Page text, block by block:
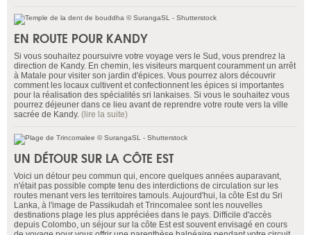
EN ROUTE POUR KANDY
Si vous souhaitez poursuivre votre voyage vers le Sud, vous prendrez la
direction de Kandy. En chemin, les visiteurs marquent couramment un arrêt
à Matale pour visiter son jardin d'épices. Vous pourrez alors découvrir
comment les locaux cultivent et confectionnent les épices si importantes
pour la réalisation des spécialités sri lankaises. Si vous le souhaitez vous
pourrez déjeuner dans ce lieu avant de reprendre votre route vers la ville
sacrée de Kandy. (lire la suite)
UN DÉTOUR SUR LA CÔTE EST
Voici un détour peu commun qui, encore quelques années auparavant,
n'était pas possible compte tenu des interdictions de circulation sur les
routes menant vers les territoires tamouls. Aujourd'hui, la côte Est du Sri
Lanka, à l'image de Passikudah et Trincomalee sont les nouvelles
destinations plage les plus appréciées dans le pays. Difficile d'accès
depuis Colombo, un séjour sur la côte Est est souvent envisagé en cours